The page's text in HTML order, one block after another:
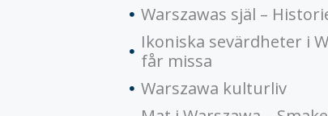
Warszawas själ –
Ikoniska sevärdheter i
får missa
Warszawa kulturliv